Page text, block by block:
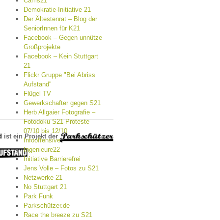
Demokratie-Initiative 21
Der Ältestenrat – Blog der
SeniorInnen für K21
Facebook – Gegen unnütze
Großprojekte
Facebook – Kein Stuttgart
21
Flickr Gruppe "Bei Abriss
Aufstand"
Flügel TV
Gewerkschafter gegen S21
Herb Allgaier Fotografie –
Fotodoku S21-Proteste
07/10 bis 12/10
Infooffensive
Ingenieure22
Initiative Barrierefrei
Jens Volle – Fotos zu S21
Netzwerke 21
No Stuttgart 21
Park Funk
Parkschützer.de
Race the breeze zu S21
ist ein Projekt der